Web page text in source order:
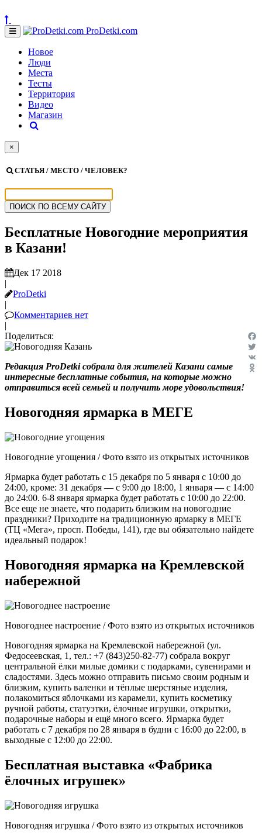
ProDetki.com
Новое
Люди
Места
Тесты
Территория
Видео
Магазин
×
СТАТЬЯ / МЕСТО / ЧЕЛОВЕК?
Бесплатные Новогодние мероприятия
в Казани!
Дек 17 2018
|
ProDetki
|
Комментариев нет
|
Поделиться:
VK
Редакция ProDetki собрала для жителей Казани самые
интересные бесплатные события, на которые можно
отправиться всей семьей и получить море удовольствия!
Новогодняя ярмарка в МЕГЕ
Новогодние угощения / Фото взято из открытых источников
Ярмарка будет работать с 15 декабря по 5 января с 10:00 до
24:00, кроме: 31 декабря — с 9:00 до 18:00, 1 января — с 14:00
до 24:00. 6-8 января ярмарка будет работать с 10:00 до 22:00.
Все еще не знаете, что подарить близким на новогодние
праздники? Приходите на традиционную ярмарку в МЕГЕ
(ТЦ «Мега», просп. Победы, 141), где вы обязательно найдете
идеальный подарок!
Новогодняя ярмарка на Кремлевской
набережной
Новогоднее настроение / Фото взято из открытых источников
Новогодняя ярмарка на Кремлевской набережной (ул.
Федосеевская, 1, тел.: +7 (843)250-82-77) собрала вокруг
центральной ёлки милые домики с подарками, сувенирами и
сладостями. Здесь можно отправить письмо своим родным и
близким, купить валенки и тёплые шерстяные изделия,
полакомиться яблочками из карамели, купить косметику
ручной работы, статуэтки, ёлочные игрушки, открытки,
подарочные наборы и ещё много всего. Ярмарка будет
работать с 7 декабря по 28 января в будни с 16:00 до 22:00, в
выходные с 12:00 до 22:00.
Бесплатная выставка «Фабрика
ёлочных игрушек»
Новогодняя игрушка / Фото взято из открытых источников